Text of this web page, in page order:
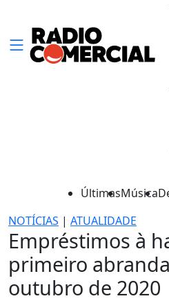
ÚltimasMúsica
NOTÍCIAS | ATUALIDADE
Empréstimos à
primeiro
outubro de 2020